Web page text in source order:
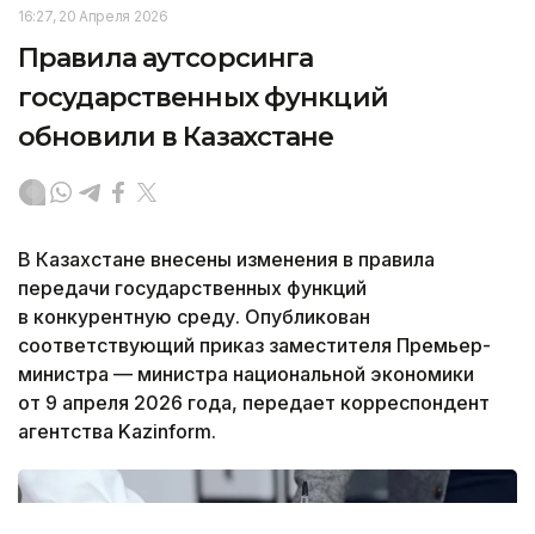
16:27, 20 Апреля 2026
Правила аутсорсинга
государственных функций
обновили в Казахстане
В Казахстане внесены изменения в правила
передачи государственных функций
в конкурентную среду. Опубликован
соответствующий приказ заместителя Премьер-
министра — министра национальной экономики
от 9 апреля 2026 года, передает корреспондент
агентства Kazinform.